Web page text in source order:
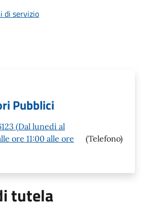
di servizio
Pubblici
(Dal lunedì al
ore 11:00 alle ore
(Telefono)
tutela